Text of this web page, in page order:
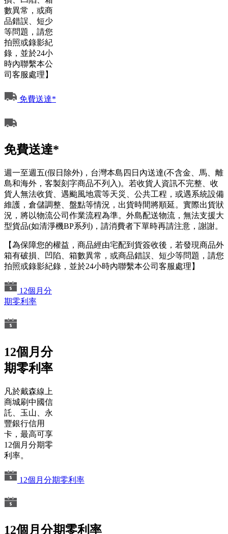
數異常，或商
品錯誤、短少
等問題，請您
拍照或錄影紀
錄，並於24小
時內聯繫本公
司客服處理】
免費送達*
免費送達*
週一至週五(假日除外)，台灣本島四日內送達(不含金、馬、離
島和海外，客製刻字商品不列入)。若收貨人資訊不完整、收
貨人無法收貨、遇颱風地震等天災、公共工程，或遇系統設備
維護，倉儲調整、盤點等情況，出貨時間將順延。實際出貨狀
況，將以物流公司作業流程為準。外島配送物流，無法支援大
型貨品(如清淨機BP系列)，請消費者下單時再請注意，謝謝。
【為保障您的權益，商品經由宅配到貨簽收後，若發現商品外
箱有破損、凹陷、箱數異常，或商品錯誤、短少等問題，請您
拍照或錄影紀錄，並於24小時內聯繫本公司客服處理】
12個月分
期零利率
12個月分
期零利率
凡於戴森線上
商城刷中國信
託、玉山、永
豐銀行信用
卡，最高可享
12個月分期零
利率。
12個月分期零利率
12個月分期零利率